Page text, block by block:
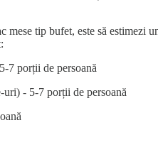
mese tip bufet, este să
7 porții de persoană
- 5-7 porții de persoană